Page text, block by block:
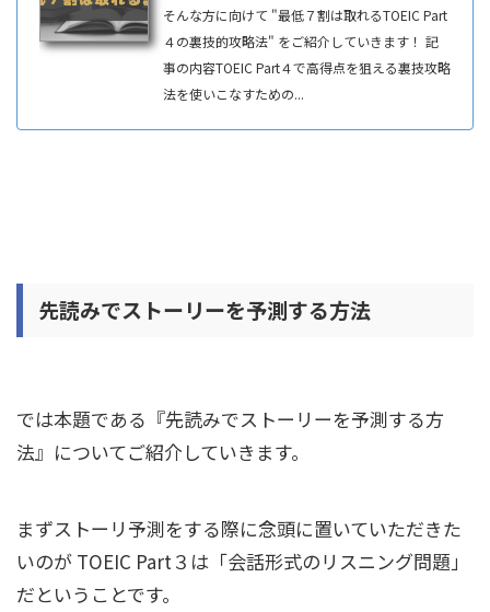
そんな方に向けて "最低７割は取れるTOEIC Part
４の裏技的攻略法" をご紹介していきます！ 記
事の内容TOEIC Part４で高得点を狙える裏技攻略
法を使いこなすための...
先読みでストーリーを予測する方法
では本題である『先読みでストーリーを予測する方
法』についてご紹介していきます。
まずストーリ予測をする際に念頭に置いていただきた
いのが TOEIC Part３は「会話形式のリスニング問題」
だということです。